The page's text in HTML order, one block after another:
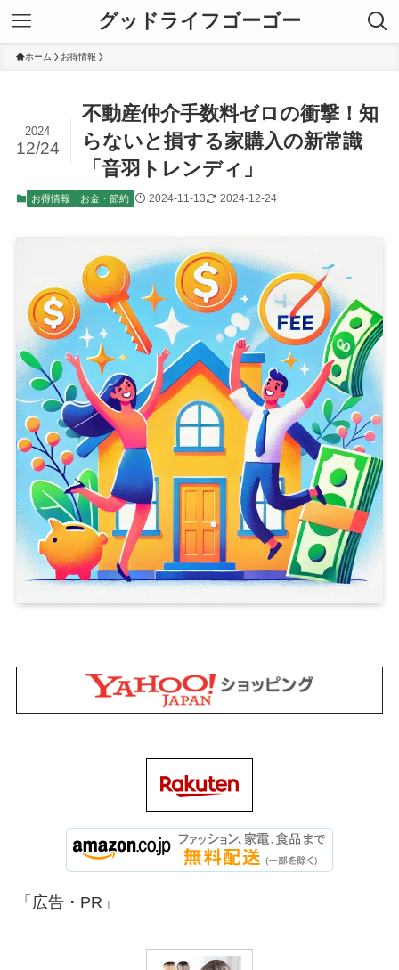
グッドライフゴーゴー
ホーム お得情報
不動産仲介手数料ゼロの衝撃！知
らないと損する家購入の新常識
「音羽トレンディ」
2024
12/24
お得情報 お金・節約 2024-11-13 2024-12-24
「広告・PR」